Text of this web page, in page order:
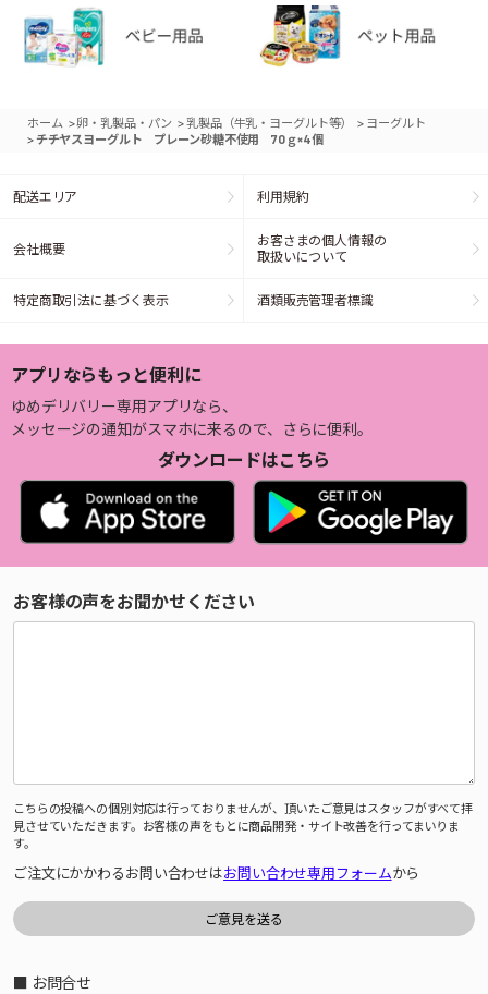
ホーム >卵・乳製品・パン >乳製品（牛乳・ヨーグルト等） > ヨーグルト
>チチヤスヨーグルト プレーン砂糖不使用 70ｇ×4個
配送エリア 利用規約
会社概要
お客さまの個人情報の
取扱いについて
特定商取引法に基づく表示 酒類販売管理者標識
アプリならもっと便利に
ゆめデリバリー専用アプリなら、
メッセージの通知がスマホに来るので、さらに便利。
ダウンロードはこちら
お客様の声をお聞かせください
こちらの投稿への個別対応は行っておりませんが、頂いたご意見はスタッフがすべて拝
見させていただきます。お客様の声をもとに商品開発・サイト改善を行ってまいりま
す。
ご注文にかかわるお問い合わせはお問い合わせ専用フォームから
■ お問合せ